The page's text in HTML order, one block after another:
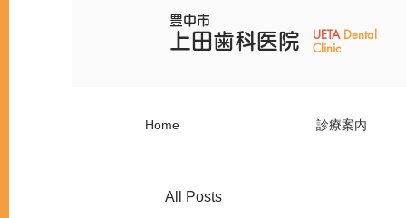
豊中市
上田歯科医院 ​​UETA Dental
Clinic
Home 診療案内
All Posts